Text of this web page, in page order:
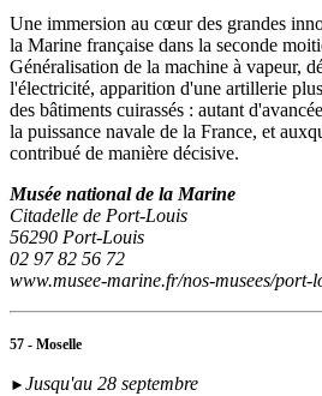
Une immersion au cœur des grandes
la Marine française dans la seconde
Généralisation de la machine à vapeur,
l'électricité, apparition d'une artillerie
des bâtiments cuirassés : autant
la puissance navale de la France, et
contribué de manière décisive.
Musée national de la Marine
Citadelle de Port-Louis
56290 Port-Louis
02 97 82 56 72
www.musee-marine.fr/nos-musees/port-
57 - Moselle
► Jusqu'au 28 septembre